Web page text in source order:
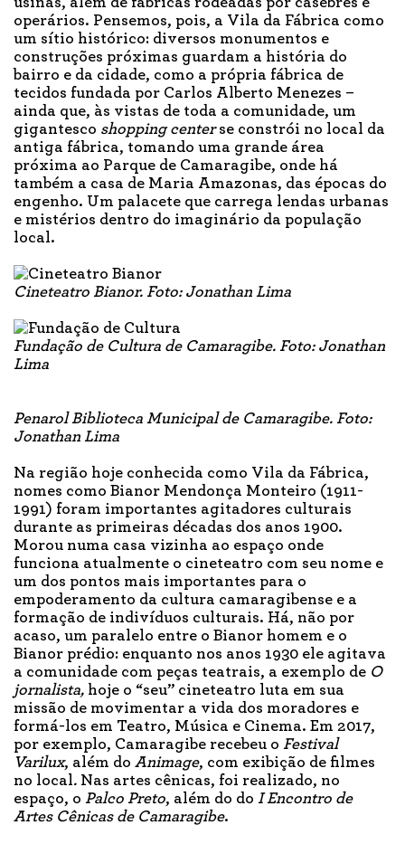
operários. Pensemos, pois, a Vila da Fábrica como
um sítio histórico: diversos monumentos e
construções próximas guardam a história do
bairro e da cidade, como a própria fábrica de
tecidos fundada por Carlos Alberto Menezes –
ainda que, às vistas de toda a comunidade, um
gigantesco shopping centerse constrói no local da
antiga fábrica, tomando uma grande área
próxima ao Parque de Camaragibe, onde há
também a casa de Maria Amazonas, das épocas do
engenho. Um palacete que carrega lendas urbanas
e mistérios dentro do imaginário da população
local.
Cineteatro Bianor. Foto: Jonathan Lima
Fundação de Cultura de Camaragibe. Foto: Jonathan
Lima
Penarol Biblioteca Municipal de Camaragibe. Foto:
Jonathan Lima
Na região hoje conhecida como Vila da Fábrica,
nomes como Bianor Mendonça Monteiro (1911-
1991) foram importantes agitadores culturais
durante as primeiras décadas dos anos 1900.
Morou numa casa vizinha ao espaço onde
funciona atualmente o cineteatro com seu nome e
um dos pontos mais importantes para o
empoderamento da cultura camaragibense e a
formação de indivíduos culturais. Há, não por
acaso, um paralelo entre o Bianor homem e o
Bianor prédio: enquanto nos anos 1930 ele agitava
a comunidade com peças teatrais, a exemplo de O
jornalista, hoje o “seu” cineteatro luta em sua
missão de movimentar a vida dos moradores e
formá-los em Teatro, Música e Cinema. Em 2017,
por exemplo, Camaragibe recebeu o Festival
Varilux, além do Animage, com exibição de filmes
no local. Nas artes cênicas, foi realizado, no
espaço, o Palco Preto, além do do I Encontro de
Artes Cênicas de Camaragibe.